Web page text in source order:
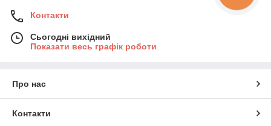
Контакти
Сьогодні вихідний
Показати весь графік роботи
Про нас
Контакти